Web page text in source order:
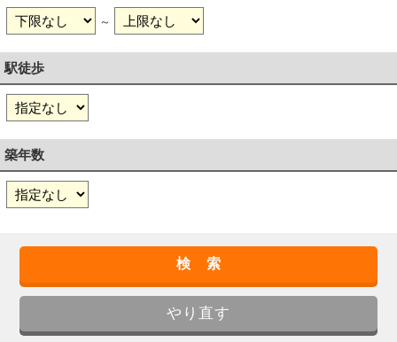
～
駅徒歩
築年数